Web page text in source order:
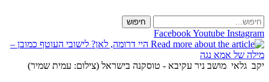
to
content
חיפוש
FacebookYoutube Instagram
יקב גלאי מושב ניר עקיבא - טוסקנה בישראל (צילום: עמית שמיר)